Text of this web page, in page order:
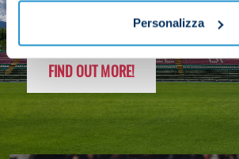
Personalizza
FOLLOW THE CHAMPS'
FIND OUT MORE!